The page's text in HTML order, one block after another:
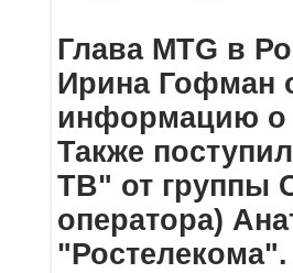
Глава MTG в
Ирина Гофман
информацию о
Также
ТВ" от группы
оператора)
"Ростелекома".